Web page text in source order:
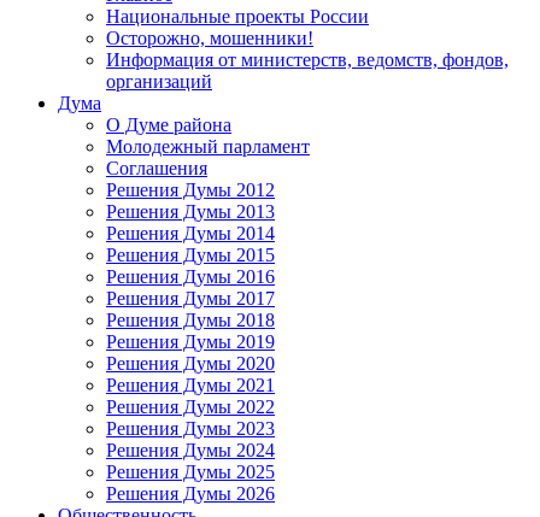
Национальные проекты России
Осторожно, мошенники!
Информация от министерств, ведомств, фондов,
организаций
Дума
О Думе района
Молодежный парламент
Соглашения
Решения Думы 2012
Решения Думы 2013
Решения Думы 2014
Решения Думы 2015
Решения Думы 2016
Решения Думы 2017
Решения Думы 2018
Решения Думы 2019
Решения Думы 2020
Решения Думы 2021
Решения Думы 2022
Решения Думы 2023
Решения Думы 2024
Решения Думы 2025
Решения Думы 2026